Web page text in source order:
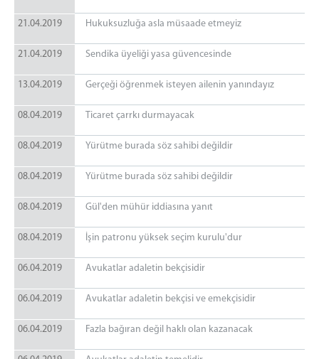
21.04.2019 Hukuksuzluğa asla müsaade etmeyiz
21.04.2019 Sendika üyeliği yasa güvencesinde
13.04.2019 Gerçeği öğrenmek isteyen ailenin yanındayız
08.04.2019 Ticaret çarrkı durmayacak
08.04.2019 Yürütme burada söz sahibi değildir
08.04.2019 Yürütme burada söz sahibi değildir
08.04.2019 Gül'den mühür iddiasına yanıt
08.04.2019 İşin patronu yüksek seçim kurulu'dur
06.04.2019 Avukatlar adaletin bekçisidir
06.04.2019 Avukatlar adaletin bekçisi ve emekçisidir
06.04.2019 Fazla bağıran değil haklı olan kazanacak